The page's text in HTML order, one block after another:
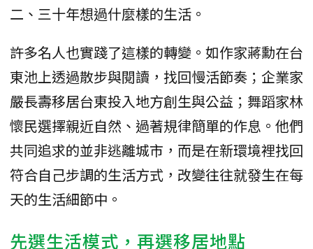
二、三十年想過什麼樣的生活。
許多名人也實踐了這樣的轉變。如作家蔣勳在台
東池上透過散步與閱讀，找回慢活節奏；企業家
嚴長壽移居台東投入地方創生與公益；舞蹈家林
懷民選擇親近自然、過著規律簡單的作息。他們
共同追求的並非逃離城市，而是在新環境裡找回
符合自己步調的生活方式，改變往往就發生在每
天的生活細節中。
先選生活模式，再選移居地點